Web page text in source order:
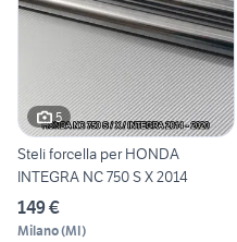
5
Steli forcella per HONDA
INTEGRA NC 750 S X 2014
149 €
Milano(MI)